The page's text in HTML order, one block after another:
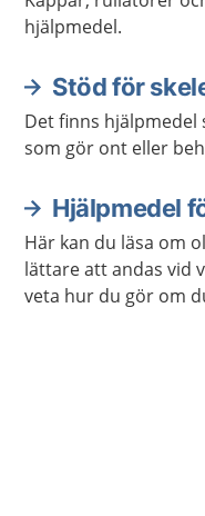
hjälpmedel.
Stöd för
Det finns
som gör ont eller
Hjälpmedel
Här kan du läsa om
lättare att andas vid
veta hur du gör om